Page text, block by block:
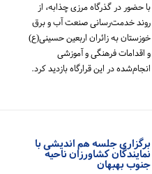
با حضور در گذرگاه مرزی چذابه، از
روند خدمت‌رسانی صنعت آب و برق
خوزستان به زائران اربعین حسینی(ع)
و اقدامات فرهنگی و آموزشی
انجام‌شده در این قرارگاه بازدید کرد.
برگزاری جلسه هم اندیشی با
نمایندگان کشاورزان ناحیه
جنوب بهبهان